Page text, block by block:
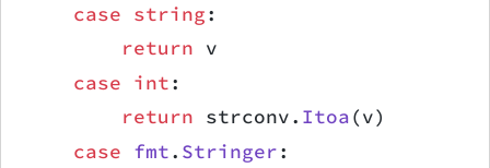
    case
string:
        return
v
    case
int:
        return
strconv. Itoa(v)
    case
fmt. Stringer: